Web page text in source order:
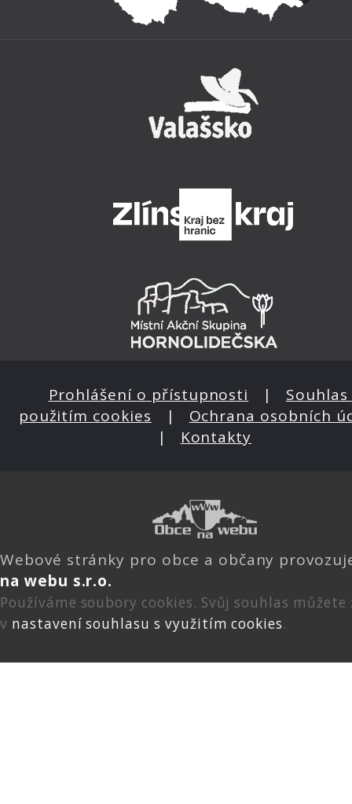
Prohlášení o přístupnosti | Souhlas
použitím cookies | Ochrana osobních
| Kontakty
Webové stránky pro obce a občany
na webu s.r.o.
Používáme soubory cookies. Svůj souhlas
v nastavení souhlasu s využitím cookies.